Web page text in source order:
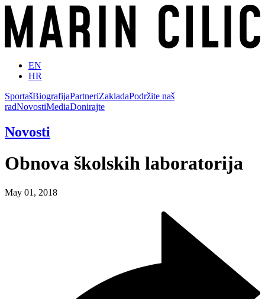
EN
HR
SportašBiografijaPartneriZakladaPodržite naš
radNovostiMediaDonirajte
Novosti
Obnova školskih laboratorija
May 01, 2018